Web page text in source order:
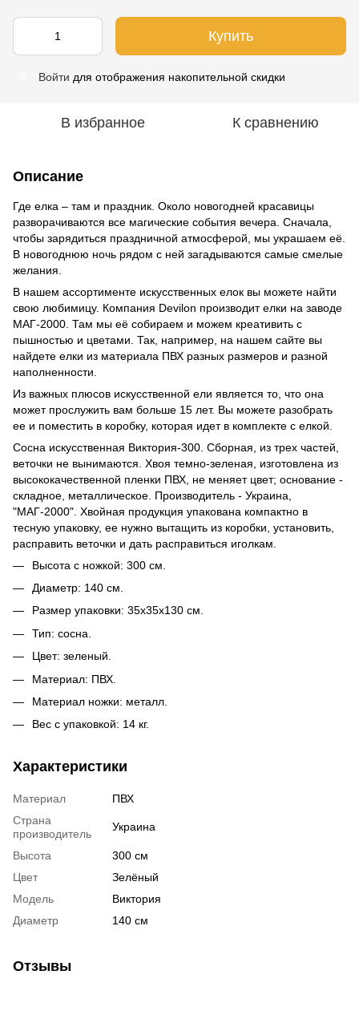
Купить
Войти для отображения накопительной скидки
В избранное К сравнению
Описание
Где елка – там и праздник. Около новогодней красавицы
разворачиваются все магические события вечера. Сначала,
чтобы зарядиться праздничной атмосферой, мы украшаем её.
В новогоднюю ночь рядом с ней загадываются самые смелые
желания.
В нашем ассортименте искусственных елок вы можете найти
свою любимицу. Компания Devilon производит елки на заводе
МАГ-2000. Там мы её собираем и можем креативить с
пышностью и цветами. Так, например, на нашем сайте вы
найдете елки из материала ПВХ разных размеров и разной
наполненности.
Из важных плюсов искусственной ели является то, что она
может прослужить вам больше 15 лет. Вы можете разобрать
ее и поместить в коробку, которая идет в комплекте с елкой.
Сосна искусственная Виктория-300. Сборная, из трех частей,
веточки не вынимаются. Хвоя темно-зеленая, изготовлена из
высококачественной пленки ПВХ, не меняет цвет; основание -
складное, металлическое. Производитель - Украина,
"МАГ-2000". Хвойная продукция упакована компактно в
тесную упаковку, ее нужно вытащить из коробки, установить,
расправить веточки и дать расправиться иголкам.
Высота с ножкой: 300 см.
Диаметр: 140 см.
Размер упаковки: 35х35х130 см.
Тип: сосна.
Цвет: зеленый.
Материал: ПВХ.
Материал ножки: металл.
Вес с упаковкой: 14 кг.
Характеристики
Материал
ПВХ
Страна
производитель
Украина
Высота
300 см
Цвет
Зелёный
Модель
Виктория
Диаметр
140 см
Отзывы